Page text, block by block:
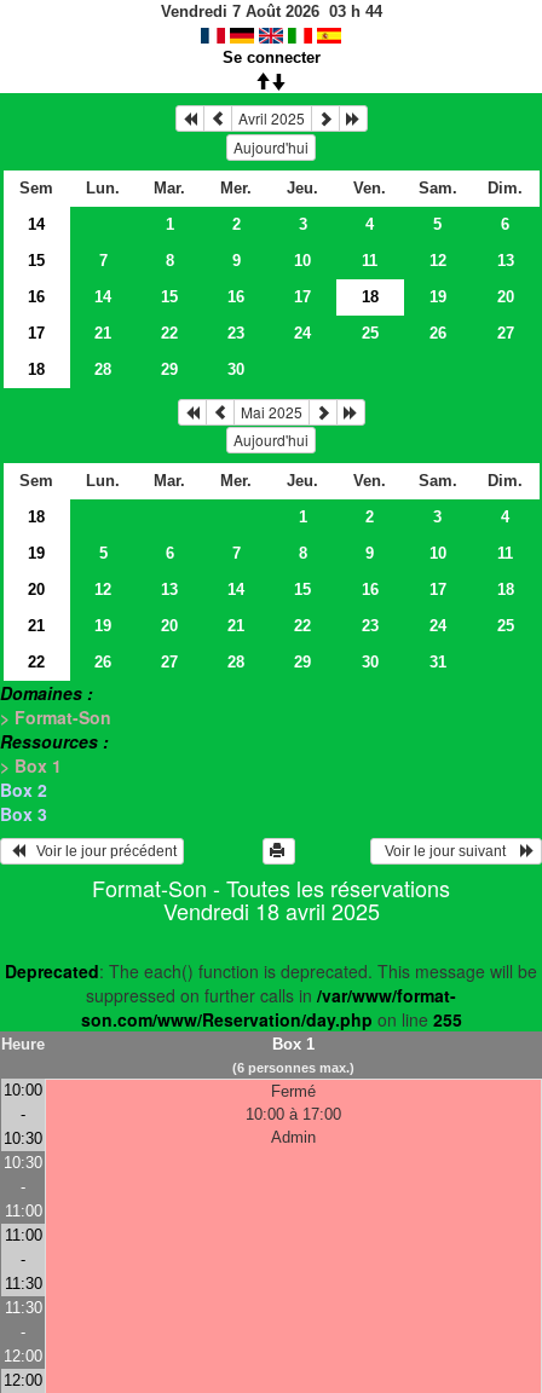
Vendredi 7 Août 2026 03h 44
Se connecter
Avril 2025
Aujourd'hui
Sem Lun. Mar. Mer. Jeu. Ven. Sam.
Dim.
14
1 2 3 4 5
6
15
7 8 9 10 11 12
13
16
14 15 16 17 18 19
20
17
21 22 23 24 25 26
27
18
28 29 30
Mai 2025
Aujourd'hui
Sem Lun. Mar. Mer. Jeu. Ven. Sam.
Dim.
18
1 2 3
4
19
5 6 7 8 9 10
11
20
12 13 14 15 16 17
18
21
19 20 21 22 23 24
25
22
26 27 28 29 30 31
Domaines :
> Format-Son
Ressources :
> Box 1
Box 2
Box 3
   Voir le jour précédent
  Voir le jour suivant
Format-Son - Toutes les réservations
Vendredi 18 avril 2025
Deprecated: The each() function is deprecated. This message will be
suppressed on further calls in /var/www/format-
son.com/www/Reservation/day.php on line 255
Heure Box 1
(6 personnes max.)
10:00
-
10:30
Fermé
10:00 à 17:00
Admin
10:30
-
11:00
11:00
-
11:30
11:30
-
12:00
12:00